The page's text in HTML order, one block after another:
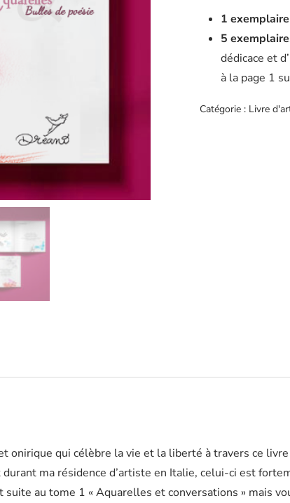
1
5
dédicace et
à la page 1
Catégorie : Livre
onirique qui célèbre la vie et la liberté à travers ce
ma résidence d’artiste en Italie, celui-ci est
suite au tome 1 « Aquarelles et conversations » mais